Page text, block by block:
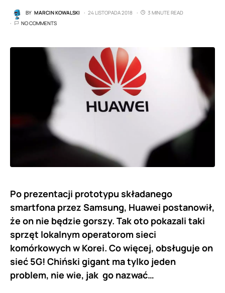
BY MARCIN KOWALSKI 24 LISTOPADA 2018
3 MINUTE READ
NO COMMENTS
Po prezentacji prototypu składanego
smartfona przez Samsung, Huawei postanowił,
że on nie będzie gorszy. Tak oto pokazali taki
sprzęt lokalnym operatorom sieci
komórkowych w Korei. Co więcej, obsługuje on
sieć 5G! Chiński gigant ma tylko jeden
problem, nie wie, jak go nazwać…